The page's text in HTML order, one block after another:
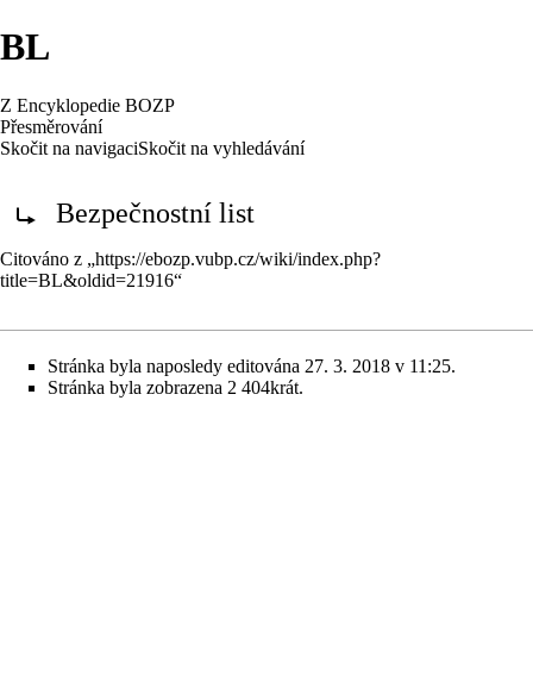
BL
Z Encyklopedie BOZP
Přesměrování
Skočit na navigaciSkočit na vyhledávání
Bezpečnostní list
Citováno z „https://ebozp.vubp.cz/wiki/index.php?
title=BL&oldid=21916“
Stránka byla naposledy editována 27. 3. 2018 v 11:25.
Stránka byla zobrazena 2 404krát.